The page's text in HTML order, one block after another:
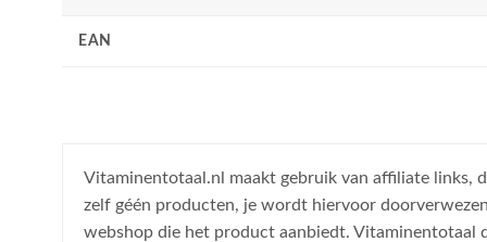
EAN
Vitaminentotaal.nl maakt gebruik van affiliate links,
zelf géén producten, je wordt hiervoor
webshop die het product aanbiedt. Vitaminentotaal